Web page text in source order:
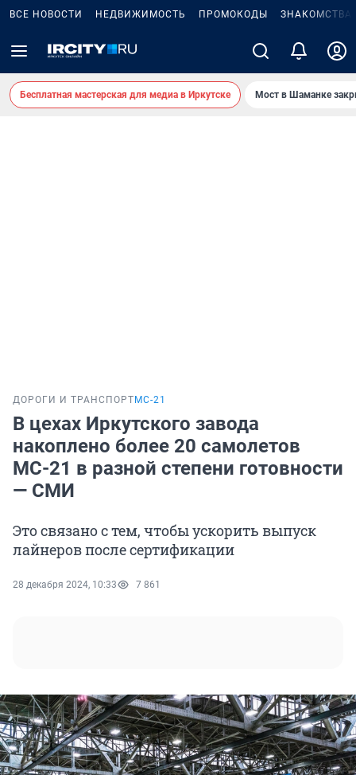
ВСЕ НОВОСТИ НЕДВИЖИМОСТЬ ПРОМОКОДЫ ЗНАКОМСТВА
Бесплатная мастерская для медиа в Иркутске Мост в Шаманке
ДОРОГИ И ТРАНСПОРТ МС-21
В цехах Иркутского завода
накоплено более 20 самолетов
МС-21 в разной степени готовности
— СМИ
Это связано с тем, чтобы ускорить выпуск
лайнеров после сертификации
28 декабря 2024, 10:33 7 861